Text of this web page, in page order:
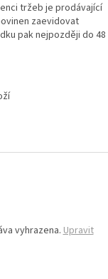
tržeb je prodávající
zaevidovat
pak nejpozději do 48
vyhrazena.Upravit